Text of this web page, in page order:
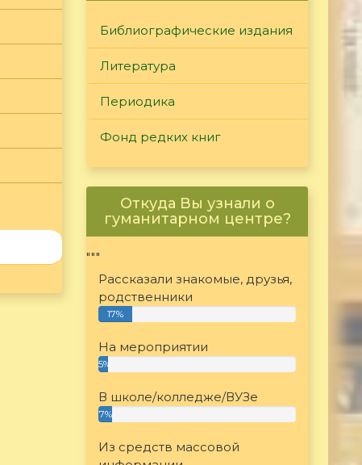
Библиографические издания
Литература
Периодика
Фонд редких книг
Откуда Вы узнали о
гуманитарном центре?
"""
Рассказали знакомые, друзья,
родственники
17%
На мероприятии
5%
В школе/колледже/ВУЗе
7%
Из средств массовой